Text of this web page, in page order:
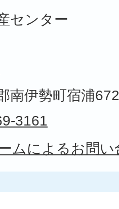
センター
南伊勢町宿浦
3161
ムによるお問い